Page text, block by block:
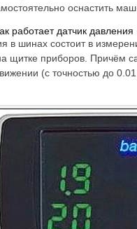
оснастить
работает датчик
в шинах состоит в
щитке приборов. Причём
(с точностью до